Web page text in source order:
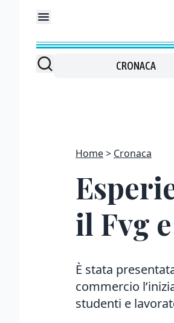
CRONACA
Home Cronaca
il Fvg
È stata
commercio
studenti e